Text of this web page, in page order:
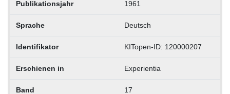
Publikationsjahr 1961
Sprache Deutsch
Identifikator KITopen-ID: 120000207
Erschienen in Experientia
Band 17